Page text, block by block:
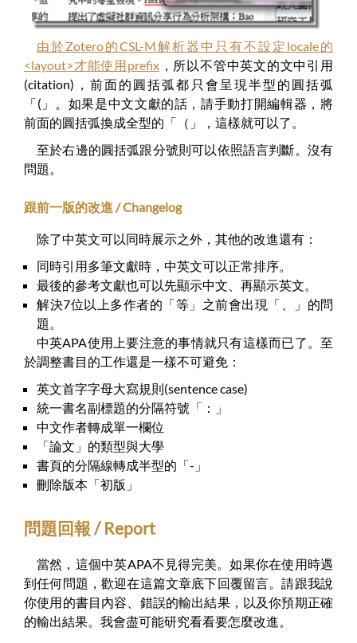
由於Zotero的CSL-M解析器中只有不設定locale的
<layout>才能使用prefix，所以不管中英文的文中引用
(citation)，前面的圓括弧都只會呈現半型的圓括弧
「(」。如果是中文文獻的話，請手動打開編輯器，將
前面的圓括弧換成全型的「（」，這樣就可以了。
至於右邊的圓括弧跟分號則可以依照語言判斷。沒有
問題。
跟前一版的改進 / Changelog
除了中英文可以同時展示之外，其他的改進還有：
同時引用多筆文獻時，中英文可以正常排序。
最後的參考文獻也可以先顯示中文、再顯示英文。
解決7位以上多作者的「等」之前會出現「、」的問
題。
中英APA使用上要注意的事情就只有這樣而已了。至
於調整書目的工作還是一樣不可避免：
英文首字字母大寫規則(sentence case)
統一書名副標題的分隔符號「：」
中文作者轉成單一欄位
「論文」的類型與大學
書頁的分隔線轉成半型的「-」
刪除版本「初版」
問題回報 / Report
當然，這個中英APA不見得完美。如果你在使用時遇
到任何問題，歡迎在這篇文章底下回覆留言。請跟我說
你使用的書目內容、錯誤的輸出結果，以及你預期正確
的輸出結果。我會盡可能研究看看要怎麼改進。